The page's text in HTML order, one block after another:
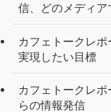
信、どのメディア
カフェトークレ
実現したい目標
カフェトークレ
らの情報発信